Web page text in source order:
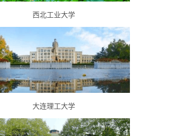
西北工业大学
大连理工大学